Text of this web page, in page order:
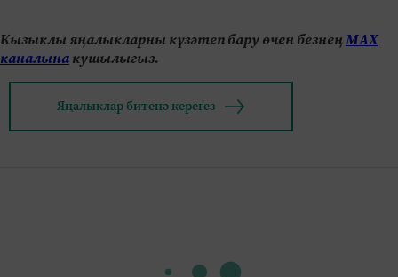
Кызыклы яңалыкларны күзәтеп бару өчен безнеңМАХ
каналынакушылыгыз.
Яңалыклар битенә керегез